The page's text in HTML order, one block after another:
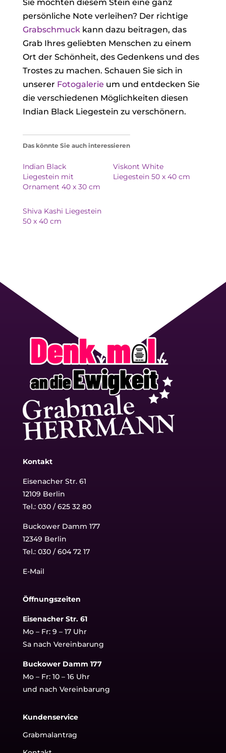
Sie möchten diesem Stein eine ganz
persönliche Note verleihen? Der richtige
Grabschmuckkann dazu beitragen, das
Grab Ihres geliebten Menschen zu einem
Ort der Schönheit, des Gedenkens und des
Trostes zu machen. Schauen Sie sich in
unserer Fotogalerie um und entdecken Sie
die verschiedenen Möglichkeiten diesen
Indian Black Liegestein zu verschönern.
Das könnte Sie auch interessieren
Indian Black
Liegestein mit
Ornament 40 x 30 cm
Viskont White
Liegestein 50 x 40 cm
Shiva Kashi Liegestein
50 x 40 cm
Kontakt
Eisenacher Str. 61
12109 Berlin
Tel.: 030 / 625 32 80
Buckower Damm 177
12349 Berlin
Tel.: 030 / 604 72 17
E-Mail
Öffnungszeiten
Eisenacher Str. 61
Mo – Fr: 9 – 17 Uhr
Sa nach Vereinbarung
Buckower Damm 177
Mo – Fr: 10 – 16 Uhr
und nach Vereinbarung
Kundenservice
Grabmalantrag